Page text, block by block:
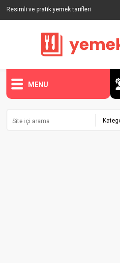
Resimli ve pratik yemek tarifleri
MENU